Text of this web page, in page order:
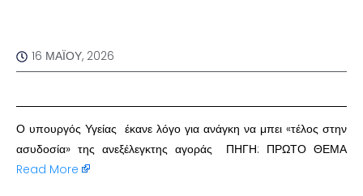
16 ΜΑΪ́ΟΥ, 2026
Ο υπουργός Υγείας έκανε λόγο για ανάγκη να μπει «τέλος στην
ασυδοσία» της ανεξέλεγκτης αγοράς ΠΗΓΗ: ΠΡΩΤΟ ΘΕΜΑ
Read More